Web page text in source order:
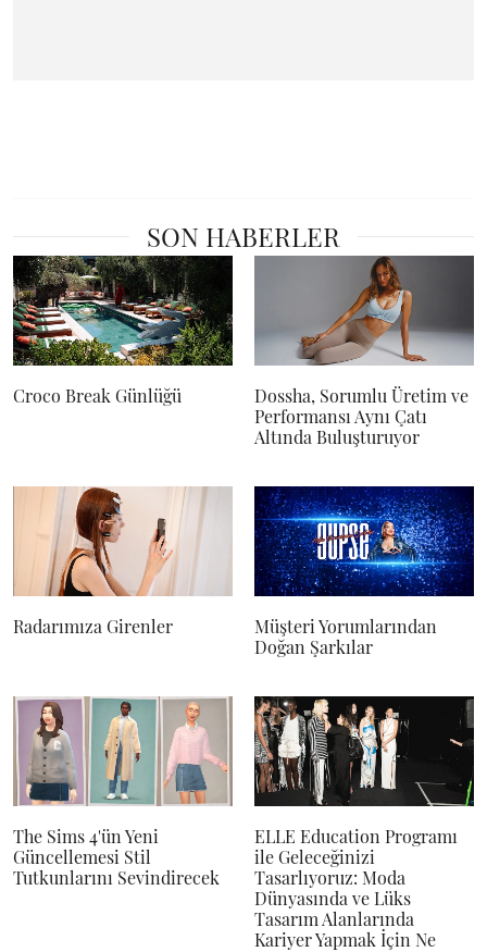
SON HABERLER
Croco Break Günlüğü
Dossha, Sorumlu Üretim ve
Performansı Aynı Çatı
Altında Buluşturuyor
Radarımıza Girenler
Müşteri Yorumlarından
Doğan Şarkılar
The Sims 4'ün Yeni
Güncellemesi Stil
Tutkunlarını Sevindirecek
ELLE Education Programı
ile Geleceğinizi
Tasarlıyoruz: Moda
Dünyasında ve Lüks
Tasarım Alanlarında
Kariyer Yapmak İçin Ne